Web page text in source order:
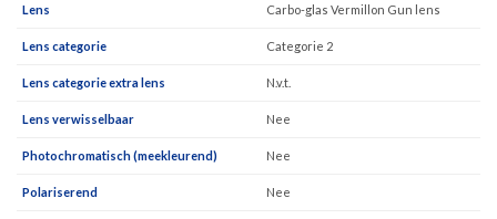
Lens Carbo-glas Vermillon Gun lens
Lens categorie Categorie 2
Lens categorie extra lens N.v.t.
Lens verwisselbaar Nee
Photochromatisch (meekleurend) Nee
Polariserend Nee